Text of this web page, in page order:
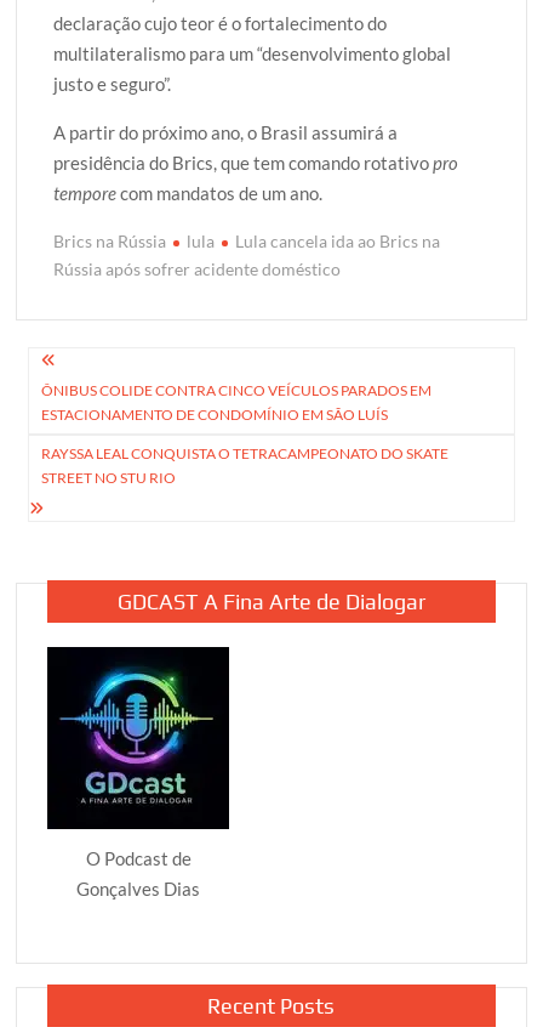
declaração cujo teor é o fortalecimento do
multilateralismo para um “desenvolvimento global
justo e seguro”.
A partir do próximo ano, o Brasil assumirá a
presidência do Brics, que tem comando rotativopro
temporecom mandatos de um ano.
Brics na Rússia lula
Lula cancela ida ao Brics na
Rússia após sofrer acidente doméstico
Navegação
de
Post
ÔNIBUS COLIDE CONTRA CINCO VEÍCULOS PARADOS EM
ESTACIONAMENTO DE CONDOMÍNIO EM SÃO LUÍS
RAYSSA LEAL CONQUISTA O TETRACAMPEONATO DO SKATE
STREET NO STU RIO
GDCAST A Fina Arte de Dialogar
O Podcast de
Gonçalves Dias
Recent Posts